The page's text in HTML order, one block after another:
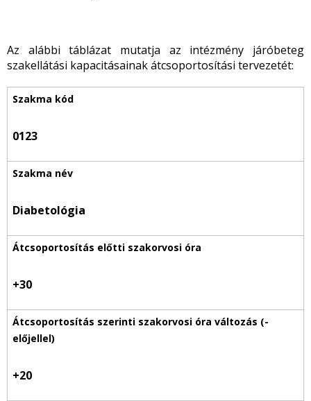
Az alábbi táblázat mutatja az intézmény járóbeteg
szakellátási kapacitásainak átcsoportosítási tervezetét:
0123
Diabetológia
+30
+20